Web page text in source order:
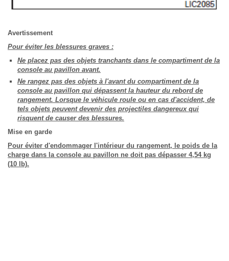
Avertissement
Pour éviter les blessures graves :
Ne placez pas des objets tranchants dans le compartiment de la
console au pavillon avant.
Ne rangez pas des objets à l'avant du compartiment de la
console au pavillon qui dépassent la hauteur du rebord de
rangement. Lorsque le véhicule roule ou en cas d'accident, de
tels objets peuvent devenir des projectiles dangereux qui
risquent de causer des blessures.
Mise en garde
Pour éviter d'endommager l'intérieur du rangement, le poids de la
charge dans la console au pavillon ne doit pas dépasser 4,54 kg
(10 lb).